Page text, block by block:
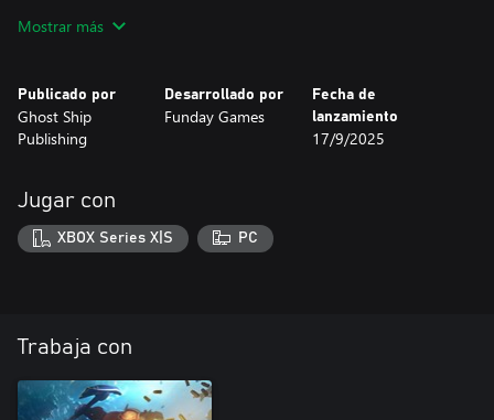
desarrolladores) o a Ghost Ship (los editores de publicación).
han trabajado duro para que este juego llegue a tus manos
sonrían un poco.
Si eres de los que está muy interesado en el lanzamiento de Deep
Rock Galactic: Survivor, el Paquete de Edición Dorada es una
increíble manera de demostrárselo a los desarrolladores. Es,
Mostrar más
Publicado por
Ghost Ship
Publishing
Desarrollado por
Funday Games
Fecha de
lanzamiento
17/9/2025
Jugar con
XBOX Series X|S PC
Trabaja con